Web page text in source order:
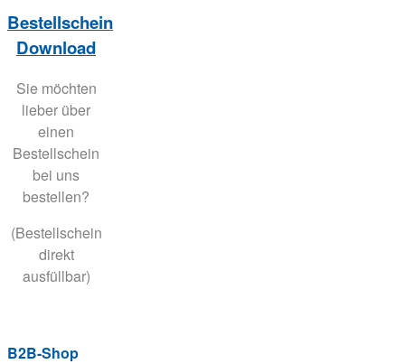
Bestellschein
Download
Sie möchten
lieber über
einen
Bestellschein
bei uns
bestellen?
(Bestellschein
direkt
ausfüllbar)
B2B-Shop